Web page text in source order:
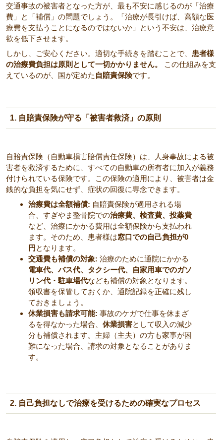
交通事故の被害者となった方が、最も不安に感じるのが「治療
費」と「補償」の問題でしょう。「治療が長引けば、高額な医
療費を支払うことになるのではないか」という不安は、治療意
欲を低下させます。
しかし、ご安心ください。適切な手続きを踏むことで、 患者様
の治療費負担は原則として一切かかりません。
この仕組みを支
えているのが、国が定めた 自賠責保険です。
1. 自賠責保険が守る「被害者救済」の原則
自賠責保険（自動車損害賠償責任保険）は、人身事故による被
害者を救済するために、すべての自動車の所有者に加入が義務
付けられている保険です。この保険の適用により、被害者は金
銭的な負担を気にせず、症状の回復に専念できます。
治療費は全額補償: 自賠責保険が適用される場
合、すぎやま整骨院での治療費、検査費、投薬費
など、治療にかかる費用は全額保険から支払われ
ます。そのため、患者様は窓口での自己負担が0
円 となります。
交通費も補償の対象: 治療のために通院にかかる
電車代、バス代、タクシー代、自家用車でのガソ
リン代・駐車場代なども補償の対象となります。
領収書を保管しておくか、通院記録を正確に残し
ておきましょう。
休業損害も請求可能: 事故のケガで仕事を休まざ
るを得なかった場合、 休業損害として収入の減少
分も補償されます。主婦（主夫）の方も家事が困
難になった場合、請求の対象となることがありま
す。
2. 自己負担なしで治療を受けるための確実なプロセス